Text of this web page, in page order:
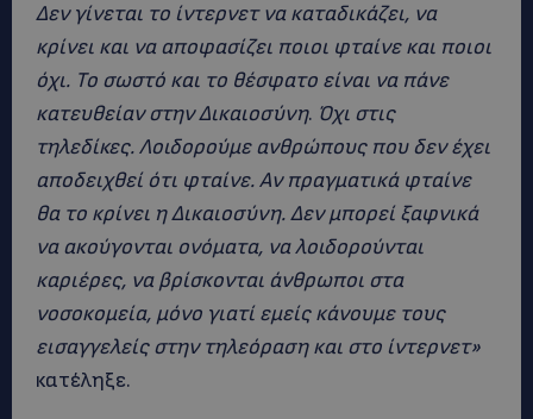
Δεν γίνεται το ίντερνετ να καταδικάζει, να
κρίνει και να αποφασίζει ποιοι φταίνε και ποιοι
όχι. Το σωστό και το θέσφατο είναι να πάνε
κατευθείαν στην Δικαιοσύνη. Όχι στις
τηλεδίκες. Λοιδορούμε ανθρώπους που δεν έχει
αποδειχθεί ότι φταίνε. Αν πραγματικά φταίνε
θα το κρίνει η Δικαιοσύνη. Δεν μπορεί ξαφνικά
να ακούγονται ονόματα, να λοιδορούνται
καριέρες, να βρίσκονται άνθρωποι στα
νοσοκομεία, μόνο γιατί εμείς κάνουμε τους
εισαγγελείς στην τηλεόραση και στο ίντερνετ»
κατέληξε.